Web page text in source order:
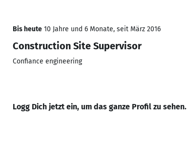
Bis heute 10 Jahre und 6 Monate, seit März 2016
Construction Site Supervisor
Confiance engineering
Logg Dich jetzt ein, um das ganze Profil zu sehen.